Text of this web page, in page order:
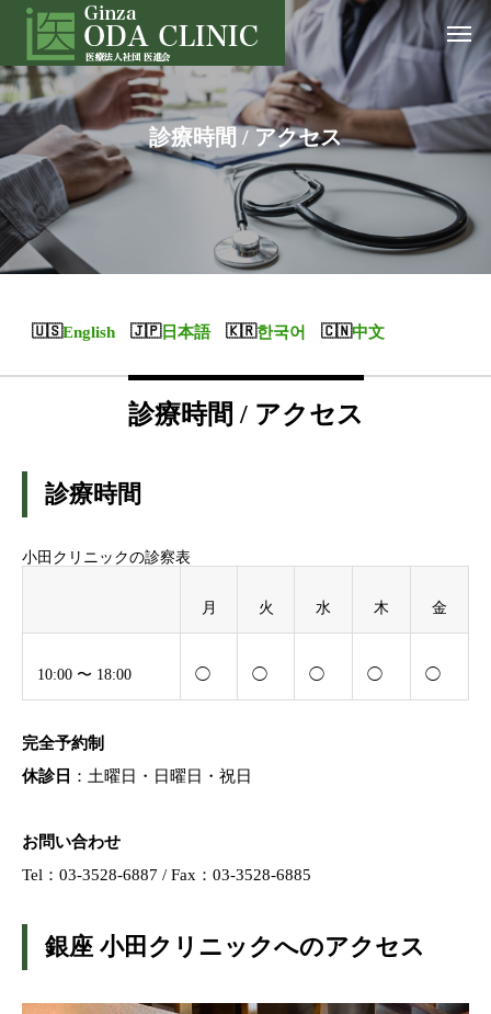
診療時間 / アクセス
English 日本語 한국어 中文
診療時間 / アクセス
診療時間
小田クリニックの診察表
月 火 水 木 金
10:00 〜 18:00 ◯ ◯ ◯ ◯ ◯
完全予約制
休診日 ：土曜日・日曜日・祝日
お問い合わせ
Tel： 03-3528-6887 / Fax：03-3528-6885
銀座 小田クリニックへのアクセス